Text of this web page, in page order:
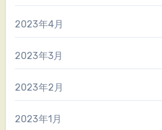
2023年4月
2023年3月
2023年2月
2023年1月